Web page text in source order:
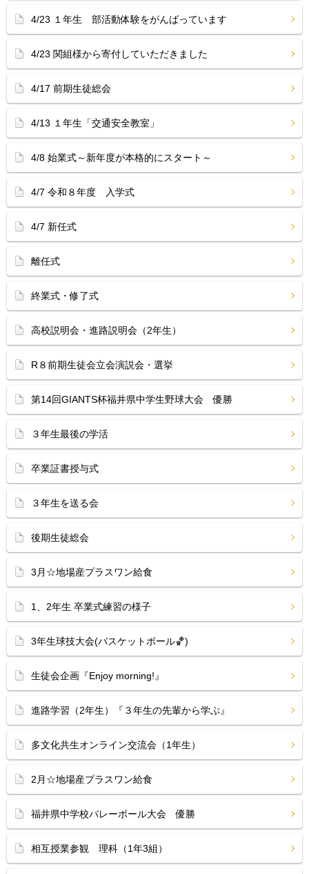
4/23 １年生 部活動体験をがんばっています
4/23 関組様から寄付していただきました
4/17 前期生徒総会
4/13 １年生「交通安全教室」
4/8 始業式～新年度が本格的にスタート～
4/7 令和８年度 入学式
4/7 新任式
離任式
終業式・修了式
高校説明会・進路説明会（2年生）
R８前期生徒会立会演説会・選挙
第14回GIANTS杯福井県中学生野球大会 優勝
３年生最後の学活
卒業証書授与式
３年生を送る会
後期生徒総会
3月☆地場産プラスワン給食
1、2年生 卒業式練習の様子
3年生球技大会(バスケットボール🏀)
生徒会企画『Enjoy morning!』
進路学習（2年生）『３年生の先輩から学ぶ』
多文化共生オンライン交流会（1年生）
2月☆地場産プラスワン給食
福井県中学校バレーボール大会 優勝
相互授業参観 理科（1年3組）